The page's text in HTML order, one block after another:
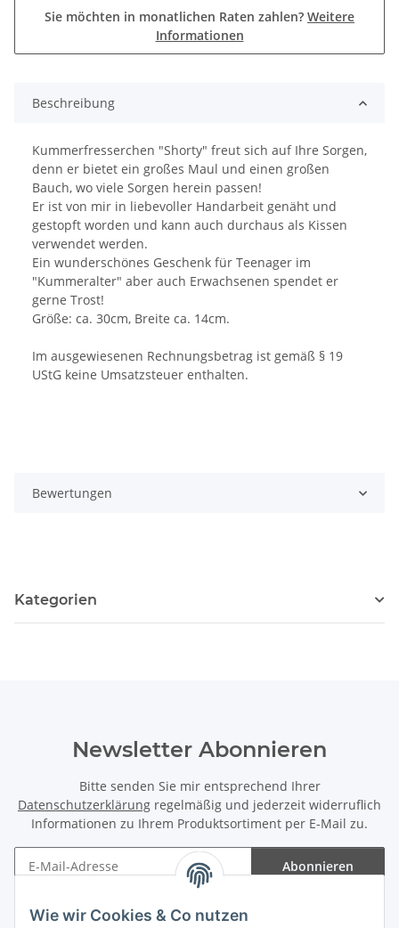
Wie wir Cookies & Co nutzen
Sie möchten in monatlichen Raten zahlen? Weitere
Informationen
Beschreibung
Kummerfresserchen "Shorty" freut sich auf Ihre Sorgen,
denn er bietet ein großes Maul und einen großen
Bauch, wo viele Sorgen herein passen!
Er ist von mir in liebevoller Handarbeit genäht und
gestopft worden und kann auch durchaus als Kissen
verwendet werden.
Ein wunderschönes Geschenk für Teenager im
"Kummeralter" aber auch Erwachsenen spendet er
gerne Trost!
Größe: ca. 30cm, Breite ca. 14cm.
Im ausgewiesenen Rechnungsbetrag ist gemäß § 19
UStG keine Umsatzsteuer enthalten.
Bewertungen
Kategorien
Newsletter Abonnieren
Bitte senden Sie mir entsprechend Ihrer
Datenschutzerklärung regelmäßig und jederzeit widerruflich
Informationen zu Ihrem Produktsortiment per E-Mail zu.
Abonnieren